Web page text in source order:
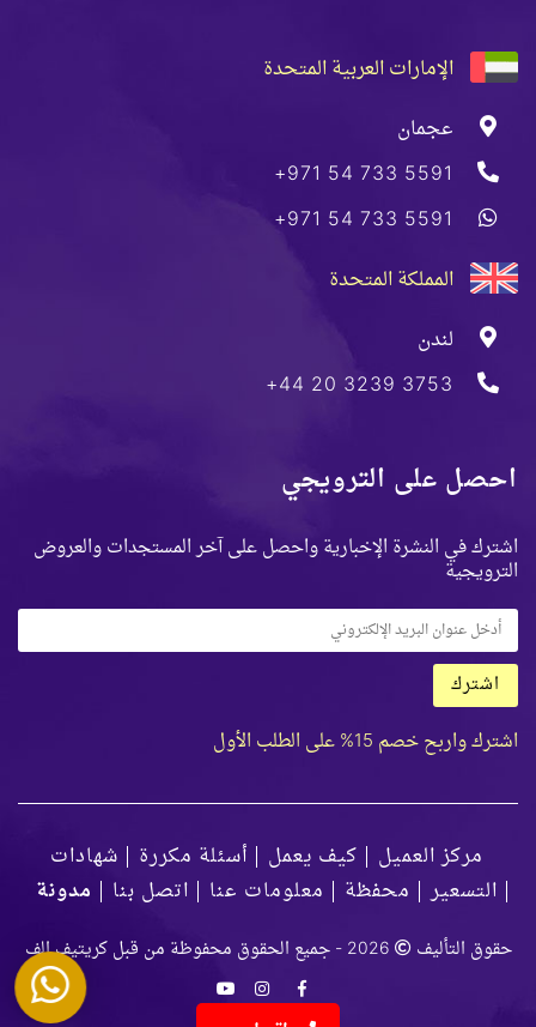
الإمارات العربية المتحدة
عجمان
+971 54 733 5591
+971 54 733 5591
المملكة المتحدة
لندن
+44 20 3239 3753
احصل على الترويجي
اشترك في النشرة الإخبارية واحصل على آخر المستجدات والعروض
الترويجية
اشترك
اشترك واربح خصم 15% على الطلب الأول
مركز العميل كيف يعمل أسئلة مكررة
شهادات
التسعير
محفظة معلومات عنا اتصل بنا مدونة
حقوق التأليف